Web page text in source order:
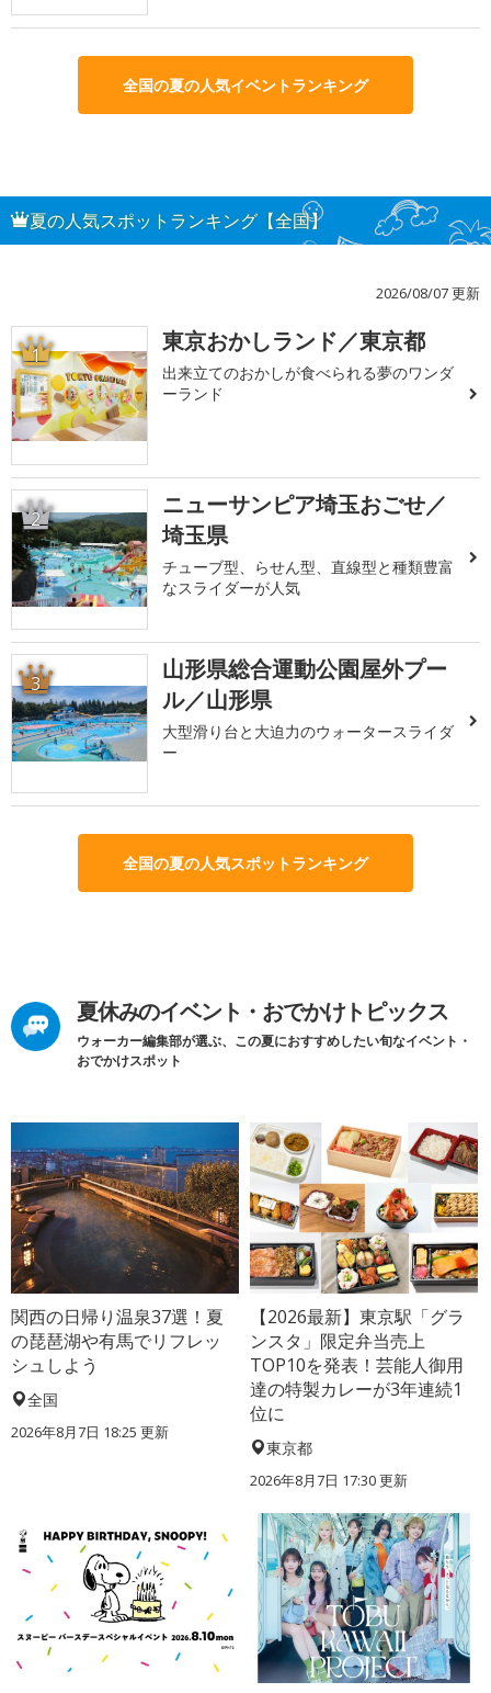
全国の夏の人気イベントランキング
夏の人気スポットランキング【全国】
2026/08/07 更新
1 東京おかしランド／東京都
出来立てのおかしが食べられる夢のワンダ
ーランド
2
ニューサンピア埼玉おごせ／
埼玉県
チューブ型、らせん型、直線型と種類豊富
なスライダーが人気
3
山形県総合運動公園屋外プー
ル／山形県
大型滑り台と大迫力のウォータースライダ
ー
全国の夏の人気スポットランキング
夏休みのイベント・おでかけトピックス
ウォーカー編集部が選ぶ、この夏におすすめしたい旬なイベント・
おでかけスポット
関西の日帰り温泉37選！夏
の琵琶湖や有馬でリフレッ
シュしよう
全国
2026年8月7日 18:25 更新
【2026最新】東京駅「グラ
ンスタ」限定弁当売上
TOP10を発表！芸能人御用
達の特製カレーが3年連続1
位に
東京都
2026年8月7日 17:30更新